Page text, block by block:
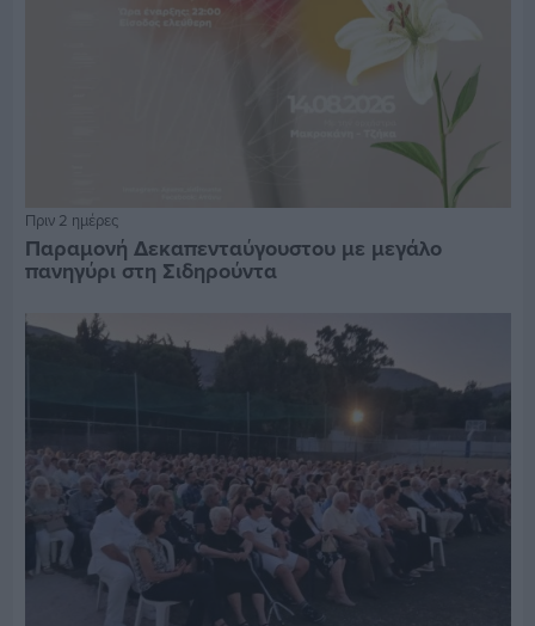
Πριν 2 ημέρες
Παραμονή Δεκαπενταύγουστου με μεγάλο
πανηγύρι στη Σιδηρούντα